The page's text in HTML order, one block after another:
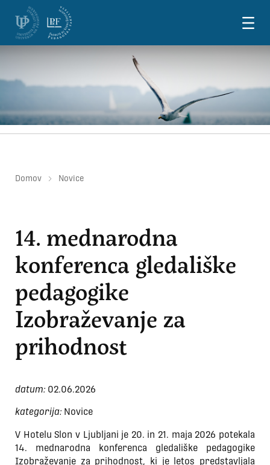
Skoči na vsebino
Domov Novice
14. mednarodna
konferenca gledališke
pedagogike
Izobraževanje za
prihodnost
datum: 02.06.2026
kategorija: Novice
V Hotelu Slon v Ljubljani je 20. in 21. maja 2026 potekala
14. mednarodna konferenca gledališke pedagogike
Izobraževanje za prihodnost, ki je letos predstavljala